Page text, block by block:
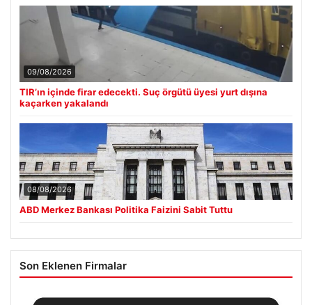
09/08/2026
TIR’ın içinde firar edecekti. Suç örgütü üyesi yurt dışına
kaçarken yakalandı
08/08/2026
ABD Merkez Bankası Politika Faizini Sabit Tuttu
Son Eklenen Firmalar